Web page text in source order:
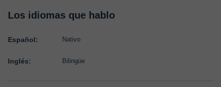
Los idiomas que hablo
Español: Nativo
Inglés: Bilingüe